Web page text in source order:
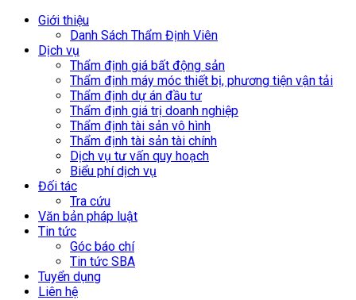
Giới thiệu
Danh Sách Thẩm Định Viên
Dịch vụ
Thẩm định giá bất động sản
Thẩm định máy móc thiết bị, phương tiện vận tải
Thẩm định dự án đầu tư
Thẩm định giá trị doanh nghiệp
Thẩm định tài sản vô hình
Thẩm định tài sản tài chính
Dịch vụ tư vấn quy hoạch
Biểu phí dịch vụ
Đối tác
Tra cứu
Văn bản pháp luật
Tin tức
Góc báo chí
Tin tức SBA
Tuyển dụng
Liên hệ